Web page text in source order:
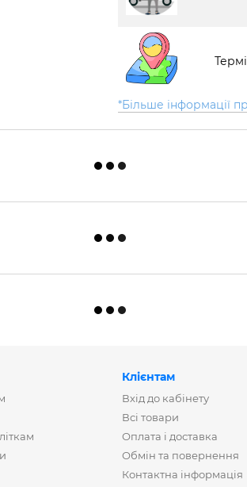
*Більше інформації
Клієнтам
Вхід до кабінету
Всі товари
Оплата і доставка
Обмін та повернення
Контактна інформація